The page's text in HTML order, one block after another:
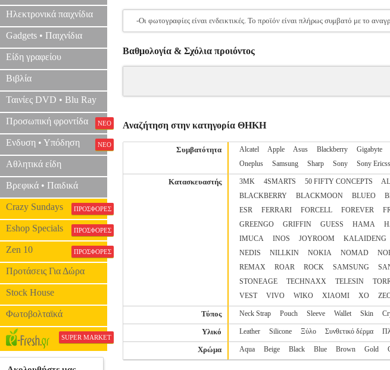
Ηλεκτρονικά παιχνίδια
Gadgets • Παιχνίδια
Είδη γραφείου
Βιβλία
Ταινίες DVD • Blu Ray
Προσωπική φροντίδα ΝΕΟ
Ενδυση • Υπόδηση ΝΕΟ
Αθλητικά είδη
Βρεφικά • Παιδικά
Crazy Sundays ΠΡΟΣΦΟΡΕΣ
Eshop Specials ΠΡΟΣΦΟΡΕΣ
Zen 10 ΠΡΟΣΦΟΡΕΣ
Προτάσεις Για Δώρα
Stock House
Φωτοβολταϊκά
SUPER MARKET
-Οι φωτογραφίες είναι ενδεικτικές. Το προϊόν είναι πλήρως συμβατό με το
Βαθμολογία & Σχόλια προιόντος
Αναζήτηση στην κατηγορία ΘΗΚΗ
Συμβατότητα Alcatel Apple Asus Blackberry Gigabyte
Oneplus
Samsung Sharp Sony Sony
Κατασκευαστής 3MK 4SMARTS 50 FIFTY CONCEPTS
BLACKBERRY
BLACKMOON BLUEO
ESR
FERRARI FORCELL FOREVER
GREENGO
GRIFFIN GUESS HAMA
IMUCA
INOS JOYROOM KALAIDENG
NEDIS
NILLKIN NOKIA NOMAD
REMAX
ROAR ROCK SAMSUNG
STONEAGE
TECHNAXX TELESIN
VEST
VIVO WIKO XIAOMI XO
Τύπος Neck Strap Pouch Sleeve Wallet Skin
Υλικό Leather Silicone Ξύλο Συνθετικό δέρμα
Χρώμα Aqua Beige Black Blue Brown Gold